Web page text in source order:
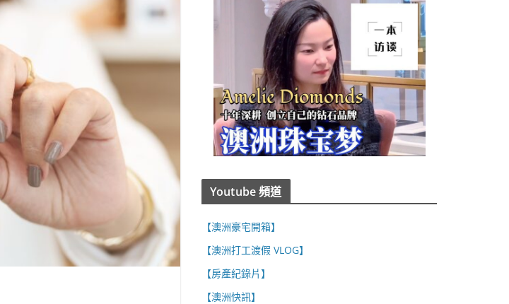
Youtube 頻道
【澳洲豪宅開箱】
【澳洲打工渡假 VLOG】
【房產紀錄片】
【澳洲快訊】